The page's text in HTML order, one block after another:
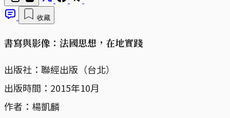
收藏
書寫與影像：法國思想，在地實踐
出版社：聯經出版（台北）
出版時間：2015年10月
作者：楊凱麟